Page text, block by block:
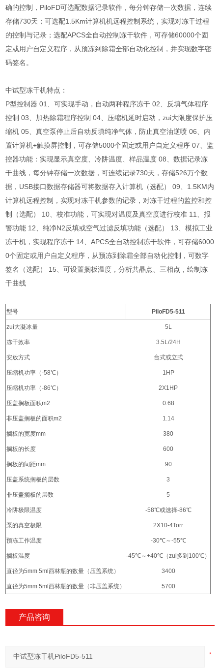
确的控制，PiloFD可选配数据记录软件，每分钟存储一次数据，连续
存储730天；可选配1.5Km计算机机远程控制系统，实现对冻干过程
的控制与记录；选配APCS全自动控制冻干软件，可存储60000个固
定或用户自定义程序，从预冻到除霜全部自动化控制，并实现数字密
码签名。
中试型冻干机特点：
P型控制器 01、可实现手动，自动两种程序冻干 02、反填气体程序
控制 03、加热除霜程序控制 04、压缩机延时启动，zui大限度保护压
缩机 05、真空泵停止后自动反填纯净气体，防止真空油逆喷 06、内
置计算机+触摸屏控制，可存储5000个固定或用户自定义程序 07、监
控器功能：实现显示真空度、冷阱温度、样品温度 08、数据记录冻
干曲线，每分钟存储一次数据，可连续记录730天，存储526万个数
据，USB接口数据存储器可将数据存入计算机（选配） 09、1.5KM内
计算机远程控制，实现对冻干机参数的记录，对冻干过程的监控和控
制（选配） 10、校准功能，可实现对温度及真空度进行校准 11、报
警功能 12、纯净N2反填或空气过滤反填功能（选配） 13、模拟工业
冻干机，实现程序冻干 14、APCS全自动控制冻干软件，可存储6000
0个固定或用户自定义程序，从预冻到除霜全部自动化控制，可数字
签名（选配） 15、可设置搁板温度，分析共晶点、三相点，绘制冻
干曲线
型号 PiloFD5-511
zui大凝冰量 5L
冻干效率 3.5L/24H
安放方式 台式或立式
压缩机功率（-58℃） 1HP
压缩机功率（-86℃） 2X1HP
压盖搁板面积m2 0.68
非压盖搁板的面积m2 1.14
搁板的宽度mm 380
搁板的长度 600
搁板的间距mm 90
压盖系统搁板的层数 3
非压盖搁板的层数 5
冷阱极限温度 -58℃或选择-86℃
泵的真空极限 2X10-4Torr
预冻工作温度 -30℃～-55℃
搁板温度 -45℃～+40℃ （zui多到 100℃）
直径为5mm 5ml西林瓶的数量（压盖系统） 3400
直径为5mm 5ml西林瓶的数量（非压盖系统） 5700
产品咨询